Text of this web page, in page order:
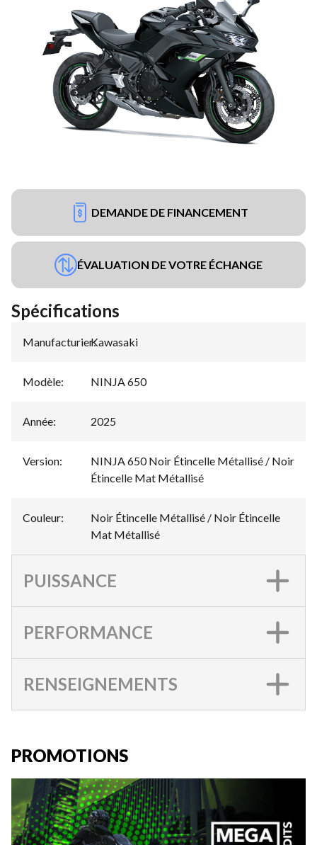
DEMANDE DE FINANCEMENT
ÉVALUATION DE VOTRE ÉCHANGE
Spécifications
Manufacturier:
Kawasaki
Modèle: NINJA 650
Année: 2025
Version:
NINJA 650 Noir Étincelle Métallisé / Noir
Étincelle Mat Métallisé
Couleur:
Noir Étincelle Métallisé / Noir Étincelle
Mat Métallisé
PUISSANCE
PERFORMANCE
RENSEIGNEMENTS
PROMOTIONS